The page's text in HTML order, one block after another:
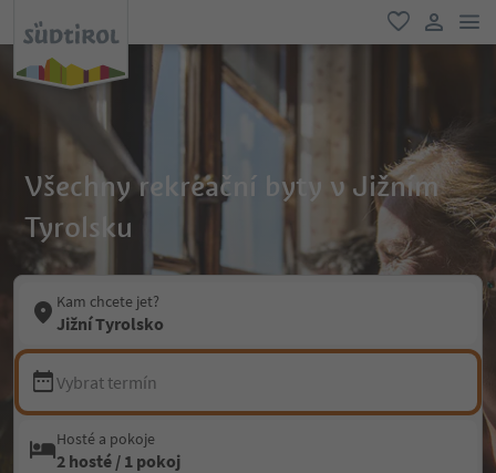
oblíbené
Všechny rekreační byty v Jižním
Tyrolsku
Kam chcete jet?
Jižní Tyrolsko
Vybrat termín
Hosté a pokoje
2 hosté / 1 pokoj